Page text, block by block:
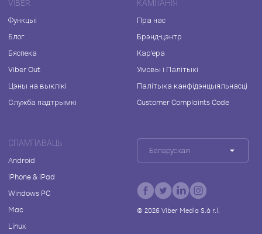
VIBER
Функцыі
Блог
Бяспека
Viber Out
Цэны на выклікі
Служба падтрымкі
КАМПАНІЯ
Пра нас
Брэнд-цэнтр
Кар'ера
Умовы і Палітыкі
Палітыка канфідэнцыяльнасці
Customer Complaints Code
СПАМПАВАЦЬ
Android
iPhone & iPad
Windows PC
Mac
Linux
Беларуская
© 2026Viber Media S.à r.l.